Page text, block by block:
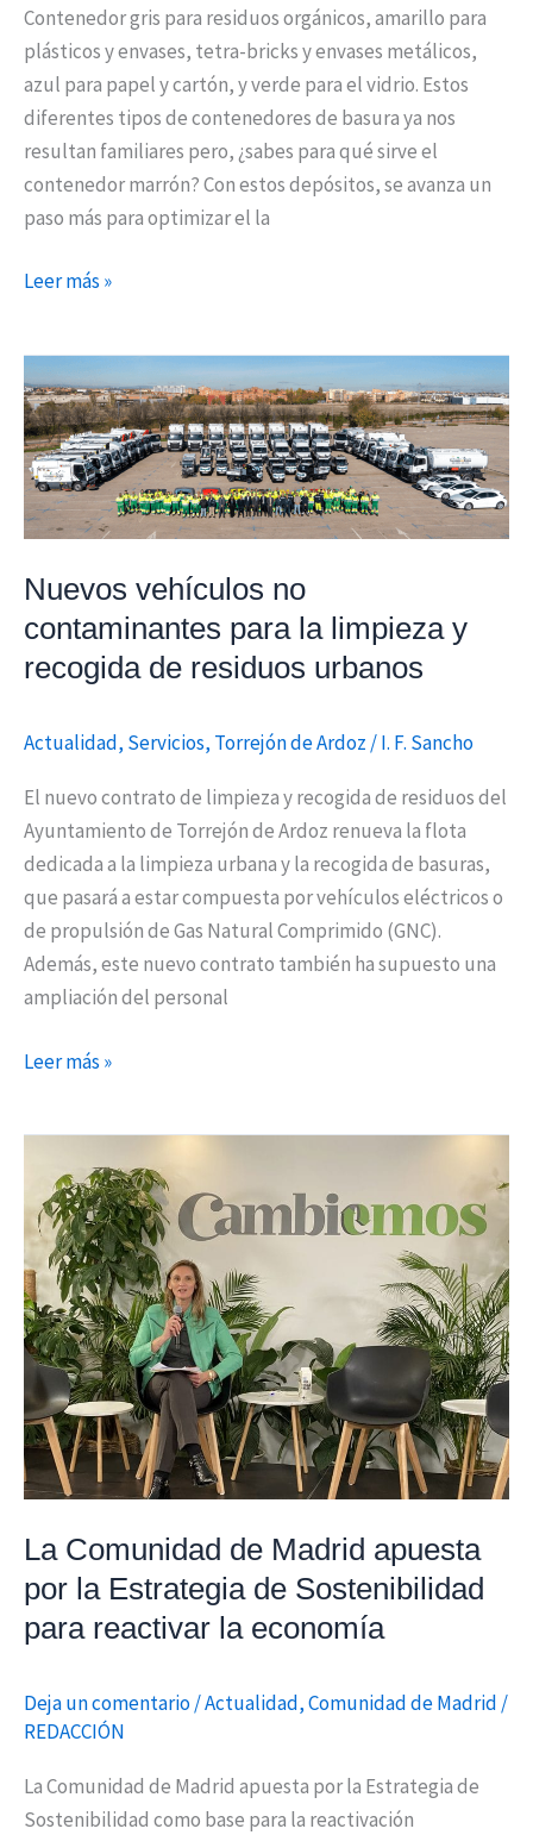
Contenedor gris para residuos orgánicos, amarillo para
plásticos y envases, tetra-bricks y envases metálicos,
azul para papel y cartón, y verde para el vidrio. Estos
diferentes tipos de contenedores de basura ya nos
resultan familiares pero, ¿sabes para qué sirve el
contenedor marrón? Con estos depósitos, se avanza un
paso más para optimizar el la
Leer más »
Nuevos vehículos no
contaminantes para la limpieza y
recogida de residuos urbanos
Actualidad, Servicios, Torrejón de Ardoz /I. F. Sancho
El nuevo contrato de limpieza y recogida de residuos del
Ayuntamiento de Torrejón de Ardoz renueva la flota
dedicada a la limpieza urbana y la recogida de basuras,
que pasará a estar compuesta por vehículos eléctricos o
de propulsión de Gas Natural Comprimido (GNC).
Además, este nuevo contrato también ha supuesto una
ampliación del personal
Nuevos
vehículos
no
contaminantes
para
la
y
recogida
de
urbanos
Leer más »
La Comunidad de Madrid apuesta
por la Estrategia de Sostenibilidad
para reactivar la economía
Deja un comentario/Actualidad,Comunidad de Madrid /
REDACCIÓN
La Comunidad de Madrid apuesta por la Estrategia de
Sostenibilidad como base para la reactivación
Comunidad
de
Madrid
apuesta
por
la
Estrategia
de
Sostenibilidad
para
economía